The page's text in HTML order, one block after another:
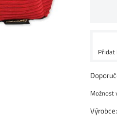
Přidat
Výrobce: